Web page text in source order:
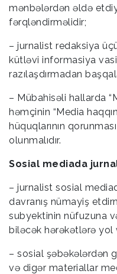
mənbələrdən əldə
fərqləndirməlidir;
– jurnalist redaksiya
kütləvi informasiya
razılaşdırmadan
– Mübahisəli hallarda
həmçinin “Media
hüquqlarının
olunmalıdır.
Sosial mediada
– jurnalist sosial
davranış nümayiş
subyektinin nüfuzuna
biləcək hərəkətlərə yol
– sosial şəbəkələrdən
və digər materiallar